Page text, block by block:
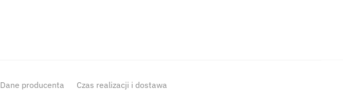
Dane producenta Czas realizacji i dostawa